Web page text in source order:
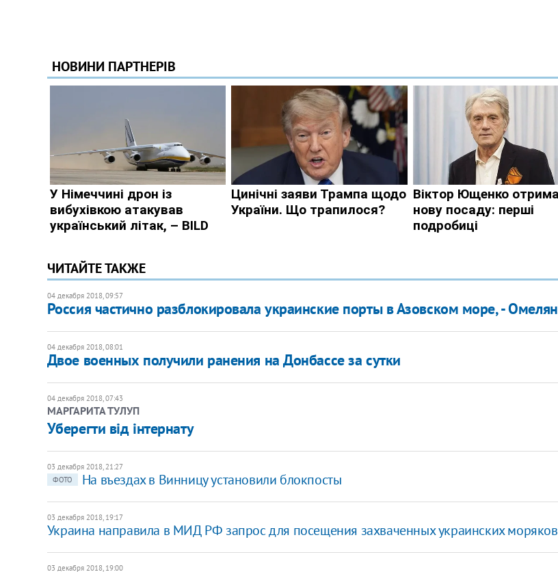
ЧИТАЙТЕ ТАКЖЕ
04 декабря 2018, 09:57
​Россия частично разблокировала украинские порты в Азовском море, - Омелян
04 декабря 2018, 08:01
Двое военных получили ранения на Донбассе за сутки
04 декабря 2018, 07:43
МАРГАРИТА ТУЛУП
Уберегти від інтернату
03 декабря 2018, 21:27
ФОТО
На въездах в Винницу установили блокпосты
03 декабря 2018, 19:17
Украина направила в МИД РФ запрос для посещения захваченных украинских моряков
03 декабря 2018, 19:00